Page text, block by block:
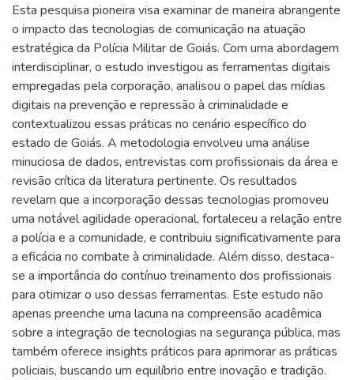
Esta pesquisa pioneira visa examinar de maneira abrangente
o impacto das tecnologias de comunicação na atuação
estratégica da Polícia Militar de Goiás. Com uma abordagem
interdisciplinar, o estudo investigou as ferramentas digitais
empregadas pela corporação, analisou o papel das mídias
digitais na prevenção e repressão à criminalidade e
contextualizou essas práticas no cenário específico do
estado de Goiás. A metodologia envolveu uma análise
minuciosa de dados, entrevistas com profissionais da área e
revisão crítica da literatura pertinente. Os resultados
revelam que a incorporação dessas tecnologias promoveu
uma notável agilidade operacional, fortaleceu a relação entre
a polícia e a comunidade, e contribuiu significativamente para
a eficácia no combate à criminalidade. Além disso, destaca-
se a importância do contínuo treinamento dos profissionais
para otimizar o uso dessas ferramentas. Este estudo não
apenas preenche uma lacuna na compreensão acadêmica
sobre a integração de tecnologias na segurança pública, mas
também oferece insights práticos para aprimorar as práticas
policiais, buscando um equilíbrio entre inovação e tradição.